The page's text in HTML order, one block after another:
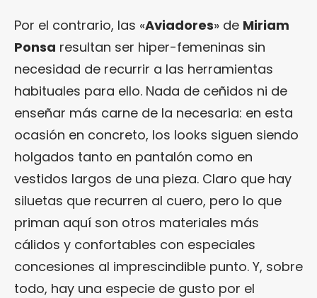
Por el contrario, las «Aviadores» de Miriam
Ponsa resultan ser hiper-femeninas sin
necesidad de recurrir a las herramientas
habituales para ello. Nada de ceñidos ni de
enseñar más carne de la necesaria: en esta
ocasión en concreto, los looks siguen siendo
holgados tanto en pantalón como en
vestidos largos de una pieza. Claro que hay
siluetas que recurren al cuero, pero lo que
priman aquí son otros materiales más
cálidos y confortables con especiales
concesiones al imprescindible punto. Y, sobre
todo, hay una especie de gusto por el